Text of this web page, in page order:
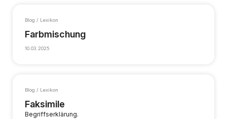
Blog / Lexikon
Farbmischung
10.03.2025
Blog / Lexikon
Faksimile
Begriffserklärung.